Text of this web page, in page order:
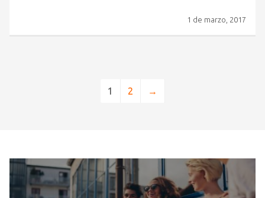
1 de marzo, 2017
1 2 →